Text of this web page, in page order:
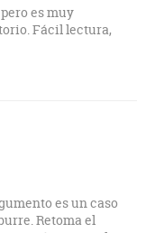
es muy
Fácil lectura,
es un caso
Retoma el